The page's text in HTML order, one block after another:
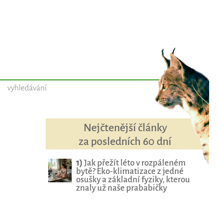
vyhledávání
Nejčtenější články
za posledních 60 dní
1) Jak přežít léto v rozpáleném
bytě? Eko-klimatizace z jedné
osušky a základní fyziky, kterou
znaly už naše prababičky